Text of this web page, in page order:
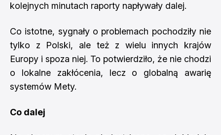
kolejnych minutach raporty napływały dalej.
Co istotne, sygnały o problemach pochodziły nie
tylko z Polski, ale też z wielu innych krajów
Europy i spoza niej. To potwierdziło, że nie chodzi
o lokalne zakłócenia, lecz o globalną awarię
systemów Mety.
Co dalej